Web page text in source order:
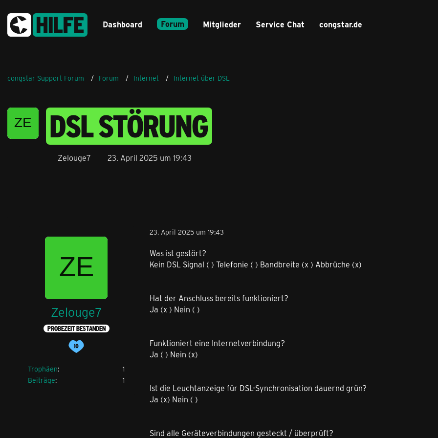
Dashboard Forum Mitglieder Service Chat congstar.de
congstar Support Forum Forum Internet Internet über DSL
DSL STÖRUNG
Zelouge7 23. April 2025 um 19:43
Zelouge7
PROBEZEIT BESTANDEN
Trophäen
1
Beiträge
1
23. April 2025 um 19:43
Was ist gestört?
Kein DSL Signal ( ) Telefonie ( ) Bandbreite (x ) Abbrüche (x)
Hat der Anschluss bereits funktioniert?
Ja (x ) Nein ( )
Funktioniert eine Internetverbindung?
Ja ( ) Nein (x)
Ist die Leuchtanzeige für DSL-Synchronisation dauernd grün?
Ja (x) Nein ( )
Sind alle Geräteverbindungen gesteckt / überprüft?